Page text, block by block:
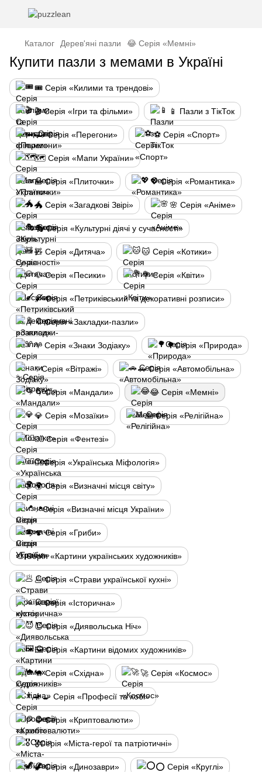
Каталог Дерев'яні пазли 😂 Серія «Мемні»
Купити пазли з мемами в Україні
🎟️ Серія «Килими та трендові»
🎬 Серія «Ігри та фільми» 📱 Пазли з ТікТок
🏎️ Серія «Перегони» ⚽ Серія «Спорт»
🗺️ Серія «Мапи України»
🧱 Серія «Плиточки» 💖 Серія «Романтика»
🐲 Серія «Загадкові Звірі» 🌸 Серія «Аніме»
🎭 Серія «Культурні діячі у сучасності»
🧸 Серія «Дитяча» 🐱 Серія «Котики»
🐶 Серія «Песики» 💐 Серія «Квіти»
🖌️ Серія «Петриківський та декоративні розписи»
🔖 Серія «Закладки-пазли»
♈ Серія «Знаки Зодіаку» 🌳Серія «Природа»
✨Серія «Вітражі» 🚗 Серія «Автомобільна»
🌀 Серія «Мандали» 😂 Серія «Мемні»
💎 Серія «Мозаїки» 🙏 Серія «Релігійна»
🧙‍♂️ Серія «Фентезі»
🧚‍♂️Серія «Українська Міфологія»
🌍 Серія «Визначні місця світу»
📍Серія «Визначні місця України»
🍄 Серія «Гриби»
🎨 Серія «Картини українських художників»
🥟 Серія «Страви української кухні»
⚔️ Серія «Історична»
😈 Серія «Диявольська Ніч»
🖼️ Серія «Картини відомих художників»
🐪 Серія «Східна» 🚀 Серія «Космос»
👨‍🍳 Серія «Професії та хобі»
🪙 Серія «Криптовалюти»
🎖️Серія «Міста-герої та патріотичні»
🦖 Серія «Динозаври» ⭕ Серія «Круглі»